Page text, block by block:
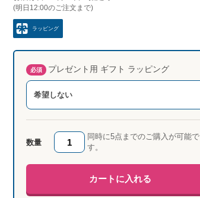
(明日12:00のご注文まで)
ラッピング
必須 プレゼント用 ギフト ラッピング
希望しない
数量
同時に5点までのご購入が可能で
す。
カートに入れる